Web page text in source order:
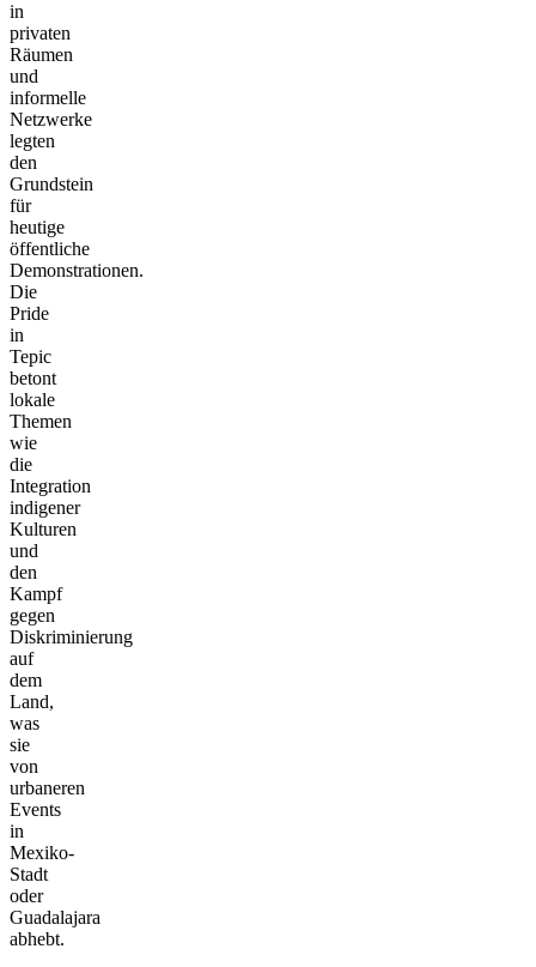
in
privaten
Räumen
und
informelle
Netzwerke
legten
den
Grundstein
für
heutige
öffentliche
Demonstrationen.
Die
Pride
in
Tepic
betont
lokale
Themen
wie
die
Integration
indigener
Kulturen
und
den
Kampf
gegen
Diskriminierung
auf
dem
Land,
was
sie
von
urbaneren
Events
in
Mexiko-
Stadt
oder
Guadalajara
abhebt.